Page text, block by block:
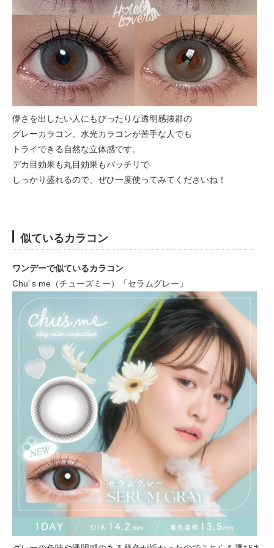
儚さを出したい人にもぴったりな透明感抜群の
グレーカラコン。水光カラコンが苦手な人でも
トライできる自然な立体感です。
デカ目効果も丸目効果もバッチリで
しっかり盛れるので、ぜひ一度使ってみてくださいね！
似ているカラコン
ワンデーで似ているカラコン
Chu’ s me（チューズミー）「セラムグレー」